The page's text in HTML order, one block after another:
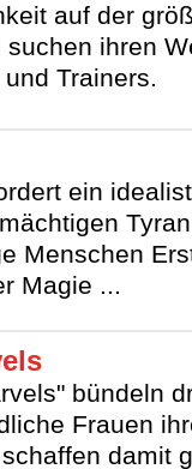
auf der
suchen ihren
Trainers.
ein
Menschen
Magie ...
bündeln
Frauen
damit